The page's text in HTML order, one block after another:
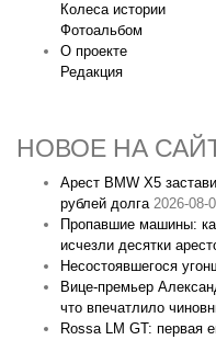
Колеса истории
Фотоальбом
О проекте
Редакция
НОВОЕ НА
Арест BMW X5
рублей долга 2026-08-
Пропавшие машины:
исчезли десятки
Несостоявшегося
Вице‑премьер
что впечатлило
Rossa LM GT: первая